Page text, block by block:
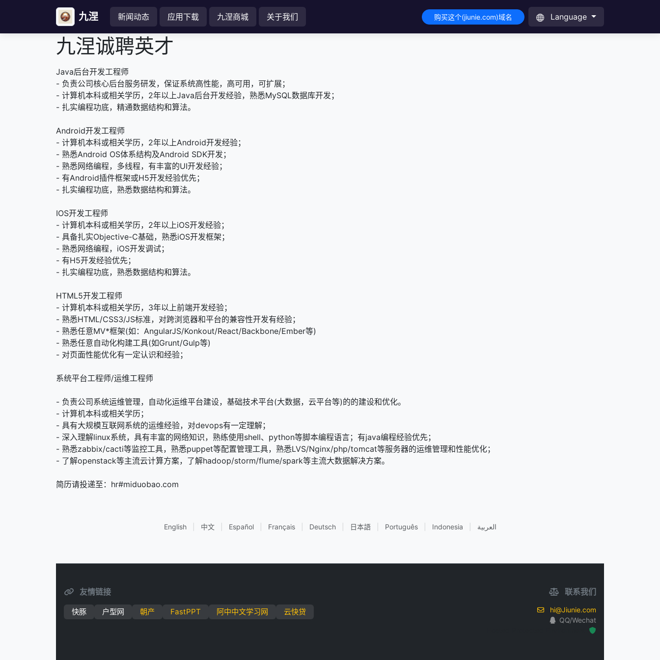
九涅 新闻动态 应用下载 九涅商城 关于我们 购买这个(jiunie.com)域名 Language
九涅诚聘英才
Java后台开发工程师
- 负责公司核心后台服务研发，保证系统高性能，高可用，可扩展；
- 计算机本科或相关学历，2年以上Java后台开发经验，熟悉MySQL数据库开发；
- 扎实编程功底，精通数据结构和算法。
Android开发工程师
- 计算机本科或相关学历，2年以上Android开发经验；
- 熟悉Android OS体系结构及Android SDK开发；
- 熟悉网络编程，多线程，有丰富的UI开发经验；
- 有Android插件框架或H5开发经验优先；
- 扎实编程功底，熟悉数据结构和算法。
IOS开发工程师
- 计算机本科或相关学历，2年以上iOS开发经验；
- 具备扎实Objective-C基础，熟悉iOS开发框架；
- 熟悉网络编程，iOS开发调试；
- 有H5开发经验优先；
- 扎实编程功底，熟悉数据结构和算法。
HTML5开发工程师
- 计算机本科或相关学历，3年以上前端开发经验；
- 熟悉HTML/CSS3/JS标准，对跨浏览器和平台的兼容性开发有经验；
- 熟悉任意MV*框架(如：AngularJS/Konkout/React/Backbone/Ember等)
- 熟悉任意自动化构建工具(如Grunt/Gulp等)
- 对页面性能优化有一定认识和经验；
系统平台工程师/运维工程师
- 负责公司系统运维管理，自动化运维平台建设，基础技术平台(大数据，云平台等)的的建设和优化。
- 计算机本科或相关学历；
- 具有大规模互联网系统的运维经验，对devops有一定理解；
- 深入理解linux系统，具有丰富的网络知识，熟练使用shell、python等脚本编程语言；有java编程经验优先；
- 熟悉zabbix/cacti等监控工具，熟悉puppet等配置管理工具，熟悉LVS/Nginx/php/tomcat等服务器的运维管理和性能优化；
- 了解openstack等主流云计算方案，了解hadoop/storm/flume/spark等主流大数据解决方案。
简历请投递至：hr#miduobao.com
English 中文 Español Français Deutsch 日本語 Português Indonesia العربية
友情链接
快豚 户型网 朝产 FastPPT 阿中中文学习网 云快贷
联系我们
hi@Jiunie.com
QQ/Wechat